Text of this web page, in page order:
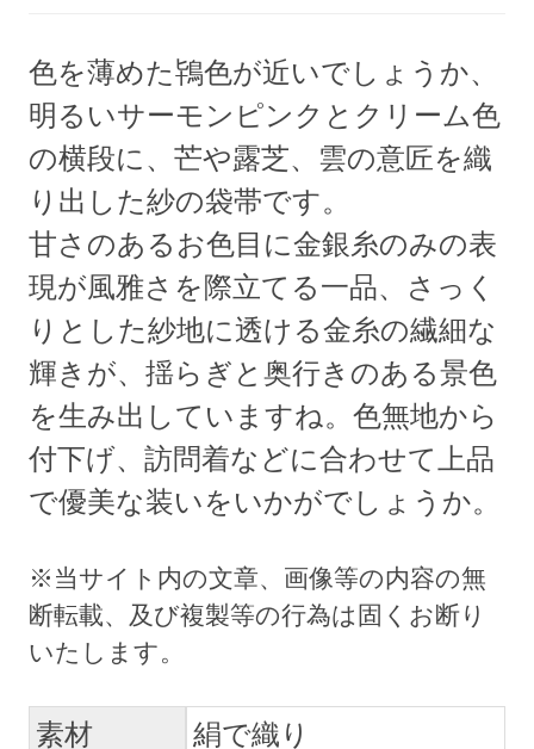
色を薄めた鴇色が近いでしょうか、
明るいサーモンピンクとクリーム色
の横段に、芒や露芝、雲の意匠を織
り出した紗の袋帯です。
甘さのあるお色目に金銀糸のみの表
現が風雅さを際立てる一品、さっく
りとした紗地に透ける金糸の繊細な
輝きが、揺らぎと奥行きのある景色
を生み出していますね。色無地から
付下げ、訪問着などに合わせて上品
で優美な装いをいかがでしょうか。
素材
絹で織り